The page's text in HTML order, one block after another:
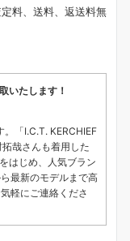
料、送料、返送料無
いたします！
「I.C.T. KERCHIEF
哉さんも着用した
はじめ、人気ブラン
最新のモデルまで高
軽にご連絡くださ